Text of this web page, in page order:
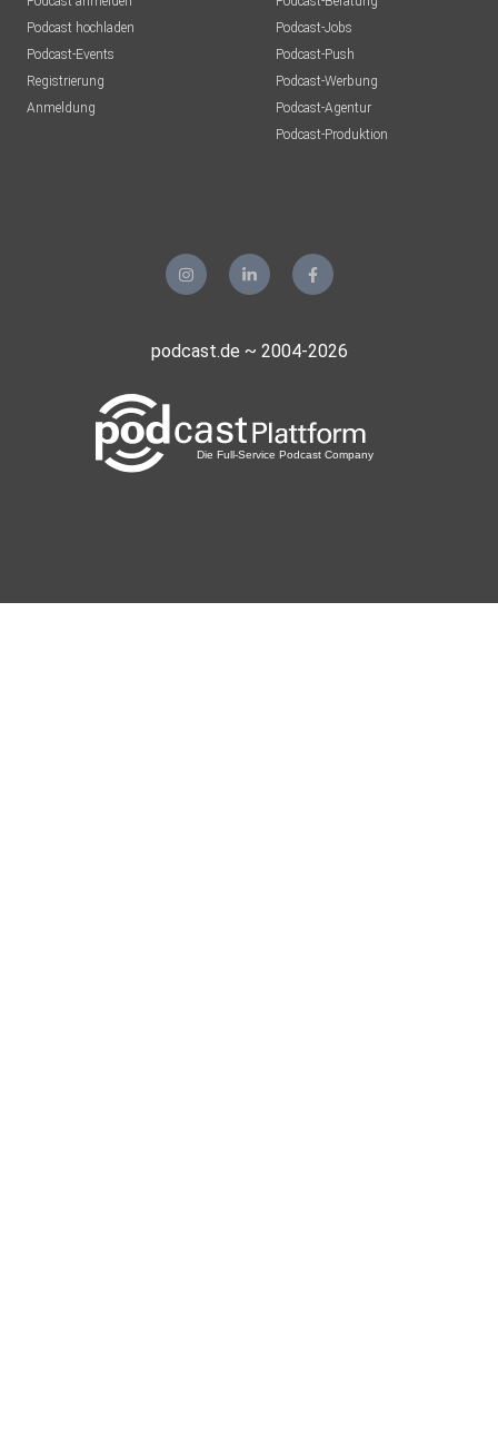
Podcast hochladen
Podcast-Events
Registrierung
Anmeldung
Podcast-Jobs
Podcast-Push
Podcast-Werbung
Podcast-Agentur
Podcast-Produktion
podcast.de ~ 2004-2026